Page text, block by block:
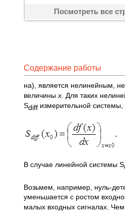
Посмотреть все
Содержание работы
на), является нелинейным,
величины х. Для таких
Sdiff измерительной
В случае линейной системы S
Возьмем, например, нуль-
уменьшается с ростом
малых входных сигналах.